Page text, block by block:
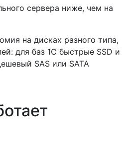
сервера ниже, чем на
на дисках разного типа,
для баз 1С быстрые SSD и
SAS или SATA